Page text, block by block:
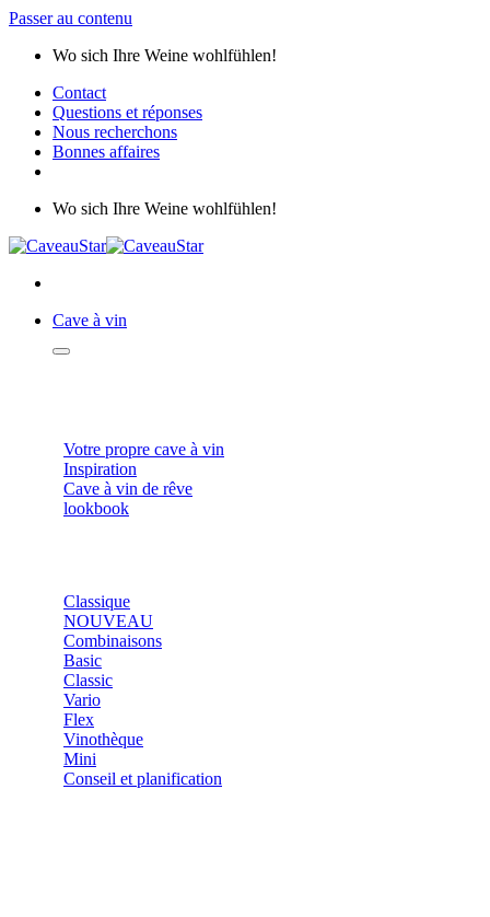
Passer au contenu
Wo sich Ihre Weine wohlfühlen!
Contact
Questions et réponses
Nous recherchons
Bonnes affaires
Wo sich Ihre Weine wohlfühlen!
Cave à vin
Votre propre cave à vin
Inspiration
Cave à vin de rêve
lookbook
Classique
NOUVEAU
Combinaisons
Basic
Classic
Vario
Flex
Vinothèque
Mini
Conseil et planification